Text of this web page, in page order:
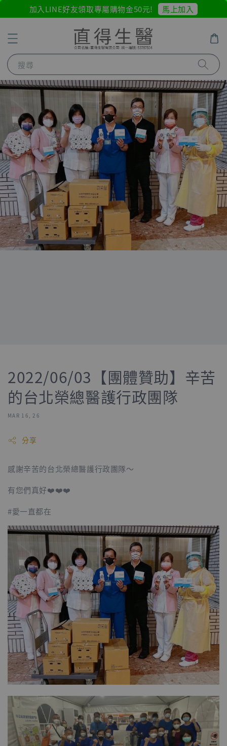
加入LINE好友領取專屬購物金50元! 馬上加入
搜尋
2022/06/03【團體贊助】辛苦
的台北榮總醫護行政團隊
MAR 16, 26
分享
感謝辛苦的台北榮總醫護行政團隊～
有您們真好❤️❤️❤️
#愛一直都在